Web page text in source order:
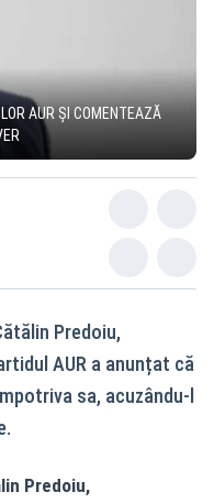
AUR ȘI COMENTEAZĂ
Predoiu,
AUR a anunțat că
sa, acuzându-l
Predoiu,